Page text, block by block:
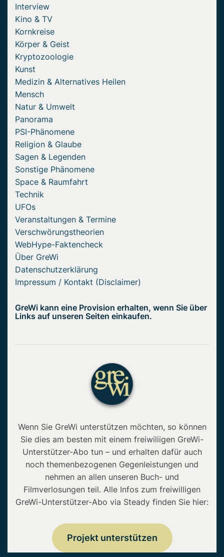
Interview
Kino & TV
Kornkreise
Körper & Geist
Kryptozoologie
Kunst
Medizin & Alternatives Heilen
Mensch
Natur & Umwelt
Panorama
PSI-Phänomene
Religion & Glaube
Sagen & Legenden
Sonstige Phänomene
Space & Raumfahrt
Technik
UFOs
Veranstaltungen & Termine
Verschwörungstheorien
WebHype-Faktencheck
Über GreWi
Datenschutzerklärung
Impressum / Kontakt (Disclaimer)
GreWi kann eine Provision erhalten, wenn Sie über
Links auf unseren Seiten einkaufen.
Wenn Sie GreWi unterstützen möchten, so können
Sie dies am besten mit einem freiwiliigen GreWi-
Unterstützer-Abo tun – und erhalten dafür auch
noch themenbezogenen Gegenleistungen und
nehmen an allen unseren Buch- und
Filmverlosungen teil. Alle Infos zum freiwilligen
GreWi-Unterstützer-Abo via Steady finden Sie hier:
Projekt unterstützen